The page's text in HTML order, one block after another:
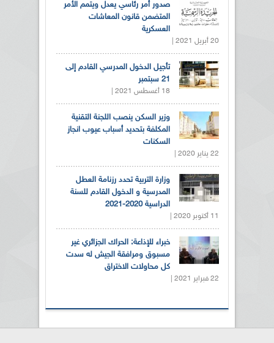
صدور أمر رئاسي يعدل ويتمم الأمر
المتضمن قانون المعاشات
العسكرية
20 أبريل 2021 |
تأجيل الدخول المدرسي القادم إلى
21 سبتمبر
18 أغسطس 2021 |
وزير السكن ينصب اللجنة التقنية
المكلفة بتحديد أسباب عيوب انجاز
السكنات
22 يناير 2020 |
وزارة التربية تحدد رزنامة العطل
المدرسية و الدخول القادم للسنة
الدراسية 2020-2021
11 أكتوبر 2020 |
خبراء للإذاعة: الحراك الجزائري غير
مسبوق ومرافقة الجيش له سدت
كل محاولات الاختراق
22 فبراير 2021 |